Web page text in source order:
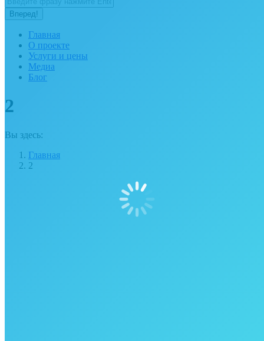
Главная
О проекте
Услуги и цены
Медиа
Блог
2
Вы здесь:
Главная
2